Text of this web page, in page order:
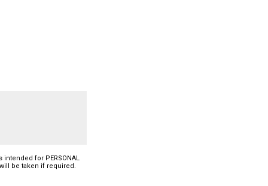
for PERSONAL
be taken if required.